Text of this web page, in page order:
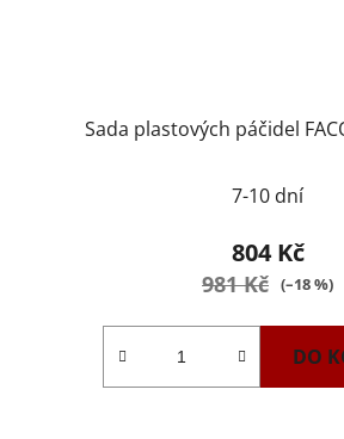
Sada plastových páčidel
7-10 dní
804 Kč
981 Kč (–18 %)
DO